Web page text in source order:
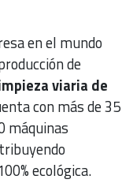
en el mundo
de
viaria de
con más de 35
máquinas
ecológica.